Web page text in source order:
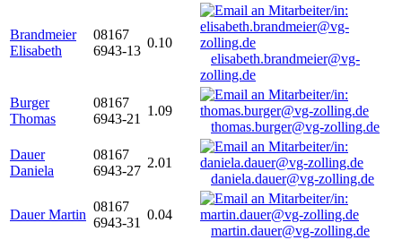
Brandmeier
Elisabeth
08167
6943-13
0.10
elisabeth.brandmeier@vg-
zolling.de
Burger
Thomas
08167
6943-21
1.09
thomas.burger@vg-zolling.de
Dauer
Daniela
08167
6943-27
2.01
daniela.dauer@vg-zolling.de
Dauer Martin
08167
6943-31
0.04
martin.dauer@vg-zolling.de